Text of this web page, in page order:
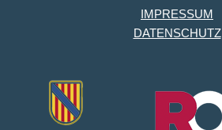
IMPRESSUM
DATENSCHUTZ